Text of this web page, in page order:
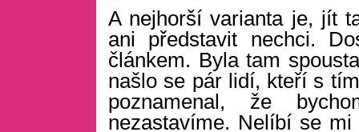
A nejhorší varianta je, jít
ani představit nechci.
článkem. Byla tam
našlo se pár lidí, kteří s
poznamenal, že
nezastavíme. Nelíbí se